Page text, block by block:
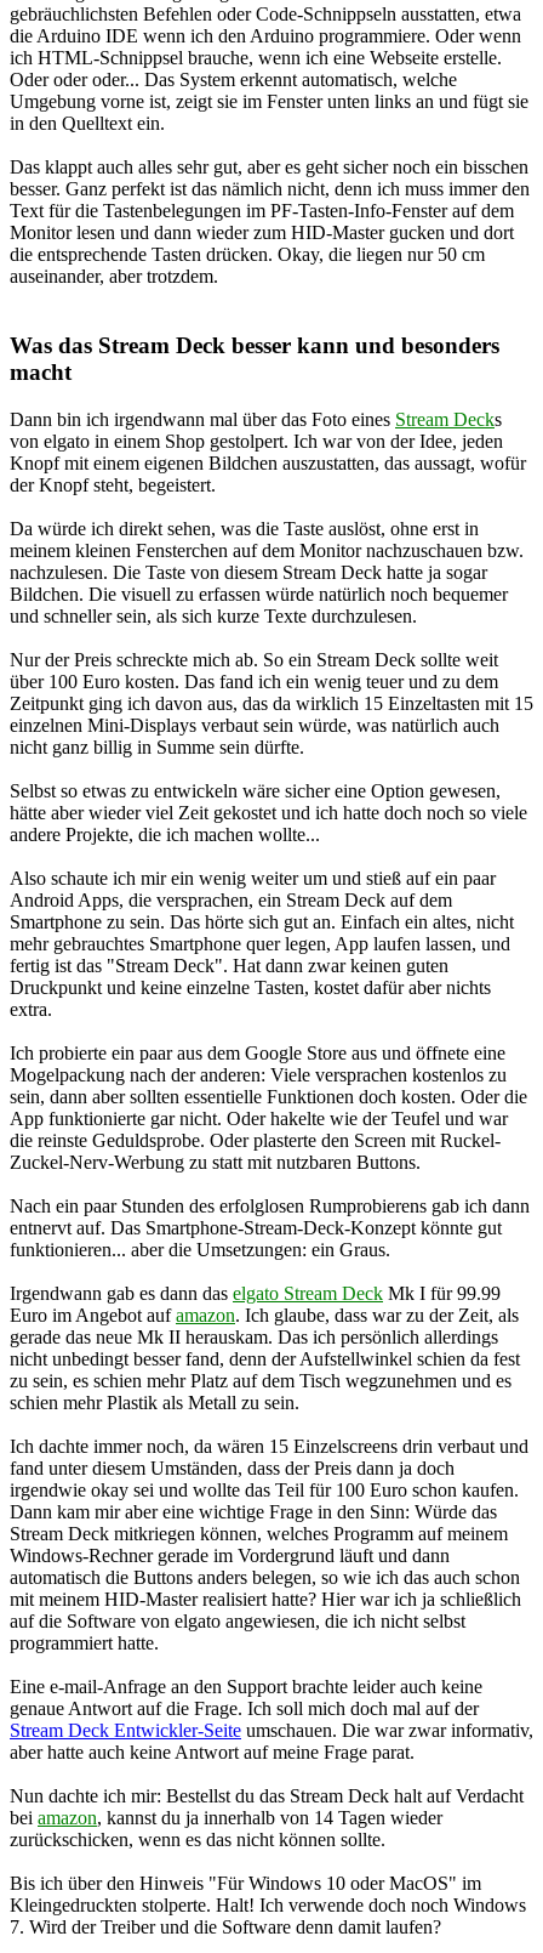
gebräuchlichsten Befehlen oder Code-Schnippseln ausstatten, etwa
die Arduino IDE wenn ich den Arduino programmiere. Oder wenn
ich HTML-Schnippsel brauche, wenn ich eine Webseite erstelle.
Oder oder oder... Das System erkennt automatisch, welche
Umgebung vorne ist, zeigt sie im Fenster unten links an und fügt sie
in den Quelltext ein.
Das klappt auch alles sehr gut, aber es geht sicher noch ein bisschen
besser. Ganz perfekt ist das nämlich nicht, denn ich muss immer den
Text für die Tastenbelegungen im PF-Tasten-Info-Fenster auf dem
Monitor lesen und dann wieder zum HID-Master gucken und dort
die entsprechende Tasten drücken. Okay, die liegen nur 50 cm
auseinander, aber trotzdem.
Was das Stream Deck besser kann und besonders
macht
Dann bin ich irgendwann mal über das Foto eines Stream Decks
von elgato in einem Shop gestolpert. Ich war von der Idee, jeden
Knopf mit einem eigenen Bildchen auszustatten, das aussagt, wofür
der Knopf steht, begeistert.
Da würde ich direkt sehen, was die Taste auslöst, ohne erst in
meinem kleinen Fensterchen auf dem Monitor nachzuschauen bzw.
nachzulesen. Die Taste von diesem Stream Deck hatte ja sogar
Bildchen. Die visuell zu erfassen würde natürlich noch bequemer
und schneller sein, als sich kurze Texte durchzulesen.
Nur der Preis schreckte mich ab. So ein Stream Deck sollte weit
über 100 Euro kosten. Das fand ich ein wenig teuer und zu dem
Zeitpunkt ging ich davon aus, das da wirklich 15 Einzeltasten mit 15
einzelnen Mini-Displays verbaut sein würde, was natürlich auch
nicht ganz billig in Summe sein dürfte.
Selbst so etwas zu entwickeln wäre sicher eine Option gewesen,
hätte aber wieder viel Zeit gekostet und ich hatte doch noch so viele
andere Projekte, die ich machen wollte...
Also schaute ich mir ein wenig weiter um und stieß auf ein paar
Android Apps, die versprachen, ein Stream Deck auf dem
Smartphone zu sein. Das hörte sich gut an. Einfach ein altes, nicht
mehr gebrauchtes Smartphone quer legen, App laufen lassen, und
fertig ist das "Stream Deck". Hat dann zwar keinen guten
Druckpunkt und keine einzelne Tasten, kostet dafür aber nichts
extra.
Ich probierte ein paar aus dem Google Store aus und öffnete eine
Mogelpackung nach der anderen: Viele versprachen kostenlos zu
sein, dann aber sollten essentielle Funktionen doch kosten. Oder die
App funktionierte gar nicht. Oder hakelte wie der Teufel und war
die reinste Geduldsprobe. Oder plasterte den Screen mit Ruckel-
Zuckel-Nerv-Werbung zu statt mit nutzbaren Buttons.
Nach ein paar Stunden des erfolglosen Rumprobierens gab ich dann
entnervt auf. Das Smartphone-Stream-Deck-Konzept könnte gut
funktionieren... aber die Umsetzungen: ein Graus.
Irgendwann gab es dann das elgato Stream Deck Mk I für 99.99
Euro im Angebot aufamazon. Ich glaube, dass war zu der Zeit, als
gerade das neue Mk II herauskam. Das ich persönlich allerdings
nicht unbedingt besser fand, denn der Aufstellwinkel schien da fest
zu sein, es schien mehr Platz auf dem Tisch wegzunehmen und es
schien mehr Plastik als Metall zu sein.
Ich dachte immer noch, da wären 15 Einzelscreens drin verbaut und
fand unter diesem Umständen, dass der Preis dann ja doch
irgendwie okay sei und wollte das Teil für 100 Euro schon kaufen.
Dann kam mir aber eine wichtige Frage in den Sinn: Würde das
Stream Deck mitkriegen können, welches Programm auf meinem
Windows-Rechner gerade im Vordergrund läuft und dann
automatisch die Buttons anders belegen, so wie ich das auch schon
mit meinem HID-Master realisiert hatte? Hier war ich ja schließlich
auf die Software von elgato angewiesen, die ich nicht selbst
programmiert hatte.
Eine e-mail-Anfrage an den Support brachte leider auch keine
genaue Antwort auf die Frage. Ich soll mich doch mal auf der
Stream Deck Entwickler-Seite umschauen. Die war zwar informativ,
aber hatte auch keine Antwort auf meine Frage parat.
Nun dachte ich mir: Bestellst du das Stream Deck halt auf Verdacht
bei amazon, kannst du ja innerhalb von 14 Tagen wieder
zurückschicken, wenn es das nicht können sollte.
Bis ich über den Hinweis "Für Windows 10 oder MacOS" im
Kleingedruckten stolperte. Halt! Ich verwende doch noch Windows
7. Wird der Treiber und die Software denn damit laufen?